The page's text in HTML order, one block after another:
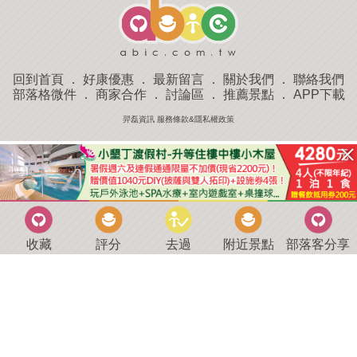
回到首頁 ． 好康優惠 ． 最新留言 ． 關於我們 ． 聯絡我們
部落格微件． 商家合作． 討論區 ． 推薦景點． APP下載
羿磊資訊 服務條款&隱私權政策
收藏 評分 去過 附近景點 部落客分享